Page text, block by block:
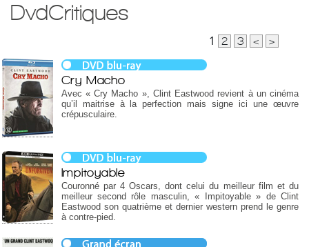
DvdCritiques
1 2 3 < >
Cry Macho
Avec « Cry Macho », Clint Eastwood revient à un cinéma
qu’il maitrise à la perfection mais signe ici une œuvre
crépusculaire.
Impitoyable
Couronné par 4 Oscars, dont celui du meilleur film et du
meilleur second rôle masculin, « Impitoyable » de Clint
Eastwood son quatrième et dernier western prend le genre
à contre-pied.